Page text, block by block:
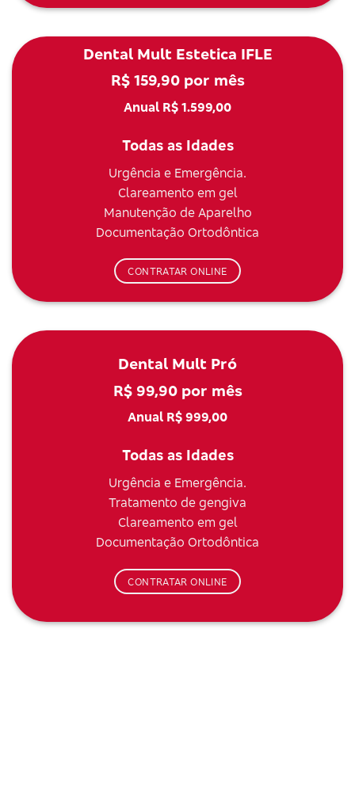
Dental Mult Estetica IFLE
R$ 159,90 por mês
Anual R$ 1.599,00
Todas as Idades
Urgência e Emergência.
Clareamento em gel
Manutenção de Aparelho
Documentação Ortodôntica
CONTRATAR ONLINE
Dental Mult Pró
R$ 99,90 por mês
Anual R$ 999,00
Todas as Idades
Urgência e Emergência.
Tratamento de gengiva
Clareamento em gel
Documentação Ortodôntica
CONTRATAR ONLINE